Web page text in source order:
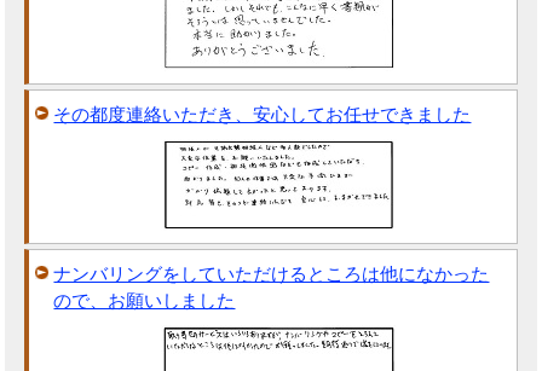
その都度連絡いただき、安心してお任せできました
ナンバリングをしていただけるところは他になかった
ので、お願いしました